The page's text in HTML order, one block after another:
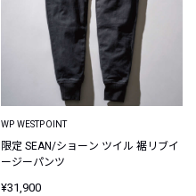
WP WESTPOINT
限定 SEAN/ショーン ツイル 裾リブイ
ージーパンツ
¥31,900